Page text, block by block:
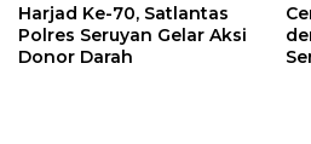
Harjad Ke-70, Satlantas
Polres Seruyan Gelar Aksi
Donor Darah